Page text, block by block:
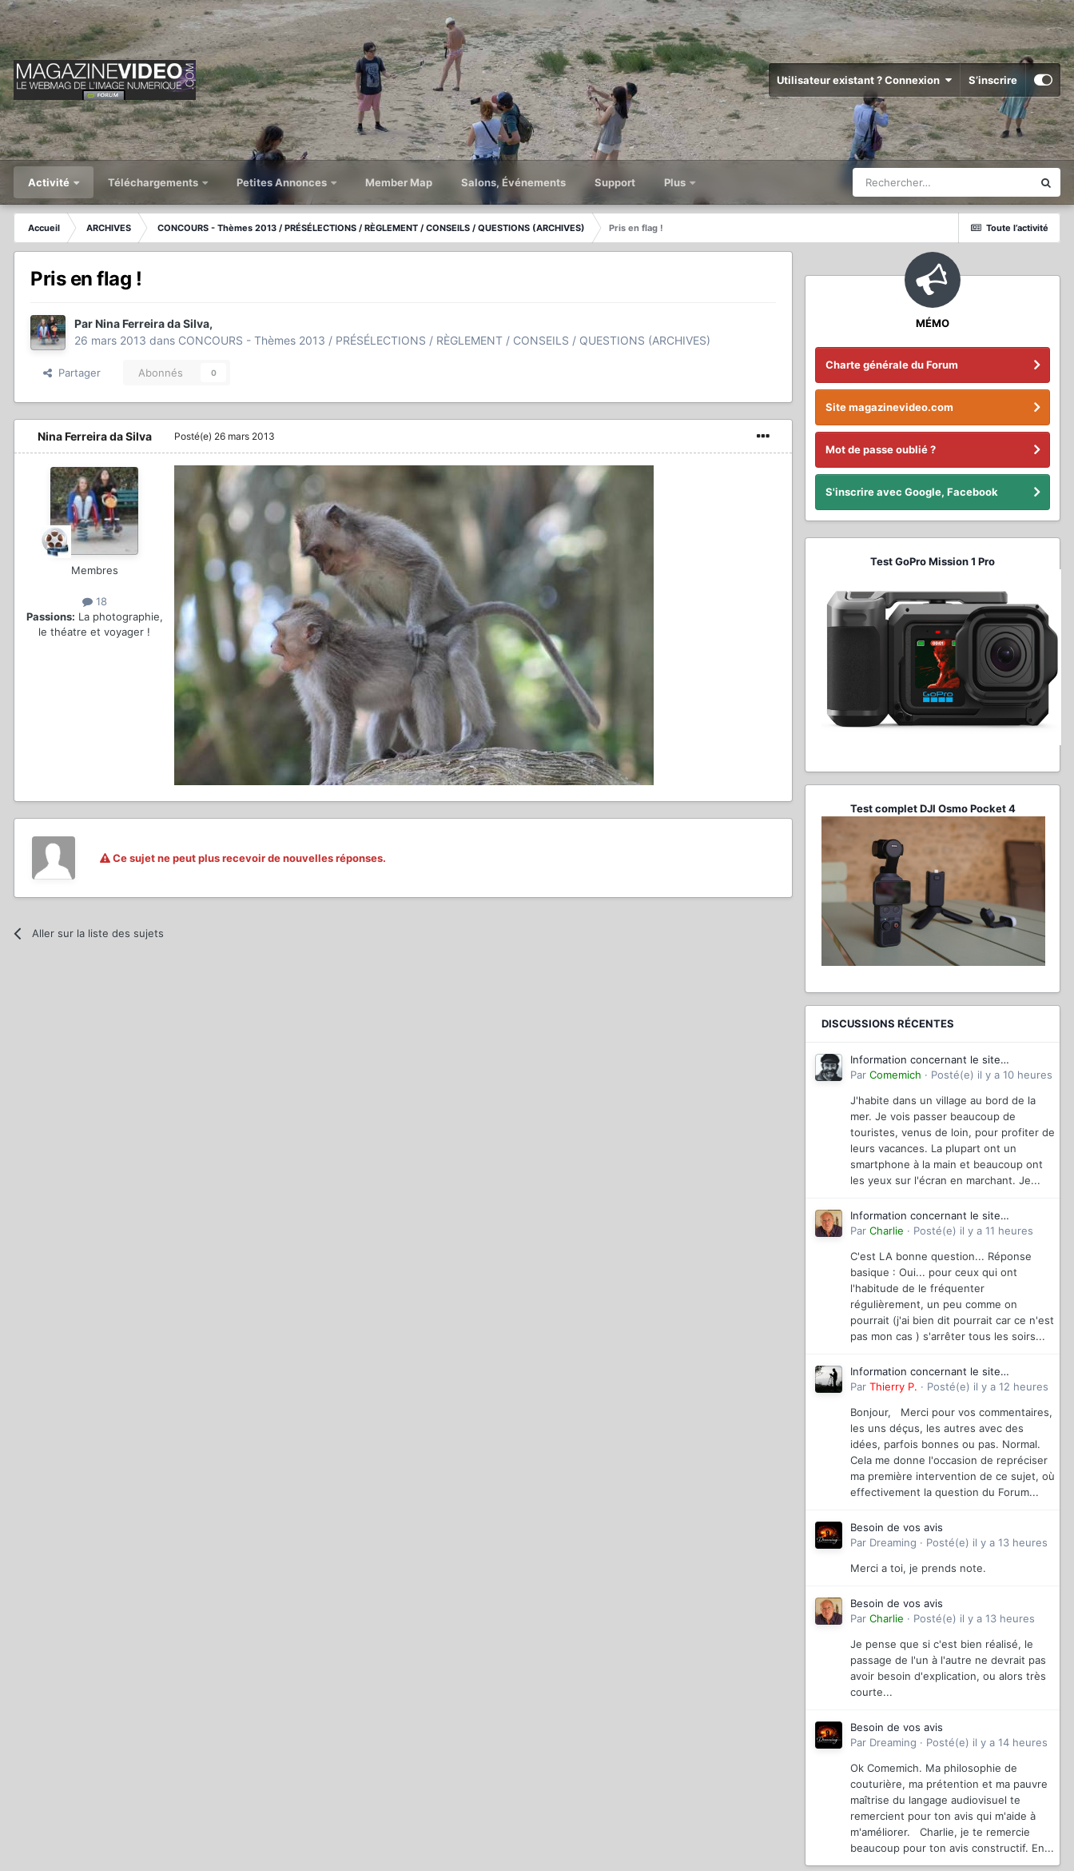
Utilisateur existant ? Connexion S’inscrire
Activité Téléchargements Petites Annonces Member Map Salons, Événements Support Plus
Toute l’activité
Accueil ARCHIVES CONCOURS - Thèmes 2013 / PRÉSÉLECTIONS / RÈGLEMENT / CONSEILS / QUESTIONS (ARCHIVES) Pris en flag !
Pris en flag !
ParNina Ferreira da Silva,
26 mars 2013 dans CONCOURS - Thèmes 2013 / PRÉSÉLECTIONS / RÈGLEMENT / CONSEILS / QUESTIONS (ARCHIVES)
Partager Abonnés 0
Nina Ferreira da Silva
Membres
18
Passions: La photographie,
le théatre et voyager !
Posté(e) 26 mars 2013
Ce sujet ne peut plus recevoir de nouvelles réponses.
Aller sur la liste des sujets
MÉMO
Charte générale du Forum
Site magazinevideo.com
Mot de passe oublié ?
S'inscrire avec Google, Facebook
Test GoPro Mission 1 Pro
Test complet DJI Osmo Pocket 4
DISCUSSIONS RÉCENTES
Information concernant le site
magazinevideo
Par Comemich · Posté(e) il y a 10 heures
J'habite dans un village au bord de la
mer. Je vois passer beaucoup de
touristes, venus de loin, pour profiter de
leurs vacances. La plupart ont un
smartphone à la main et beaucoup ont
les yeux sur l'écran en marchant. Je...
Information concernant le site
magazinevideo
Par Charlie · Posté(e) il y a 11 heures
C'est LA bonne question... Réponse
basique : Oui... pour ceux qui ont
l'habitude de le fréquenter
régulièrement, un peu comme on
pourrait (j'ai bien dit pourrait car ce n'est
pas mon cas ) s'arrêter tous les soirs...
Information concernant le site
magazinevideo
Par Thierry P. · Posté(e) il y a 12 heures
Bonjour, Merci pour vos commentaires,
les uns déçus, les autres avec des
idées, parfois bonnes ou pas. Normal.
Cela me donne l'occasion de repréciser
ma première intervention de ce sujet, où
effectivement la question du Forum...
Besoin de vos avis
Par Dreaming · Posté(e) il y a 13 heures
Merci a toi, je prends note.
Besoin de vos avis
Par Charlie · Posté(e) il y a 13 heures
Je pense que si c'est bien réalisé, le
passage de l'un à l'autre ne devrait pas
avoir besoin d'explication, ou alors très
courte...
Besoin de vos avis
Par Dreaming · Posté(e) il y a 14 heures
Ok Comemich. Ma philosophie de
couturière, ma prétention et ma pauvre
maîtrise du langage audiovisuel te
remercient pour ton avis qui m'aide à
m'améliorer. Charlie, je te remercie
beaucoup pour ton avis constructif. En...